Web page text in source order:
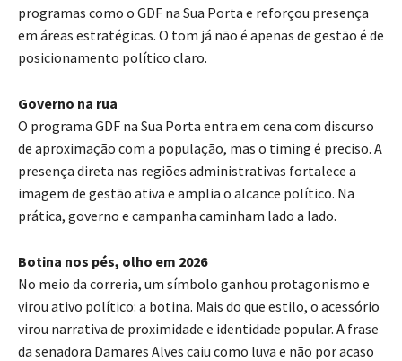
programas como o GDF na Sua Porta e reforçou presença
em áreas estratégicas. O tom já não é apenas de gestão é de
posicionamento político claro.
Governo na rua
O programa GDF na Sua Porta entra em cena com discurso
de aproximação com a população, mas o timing é preciso. A
presença direta nas regiões administrativas fortalece a
imagem de gestão ativa e amplia o alcance político. Na
prática, governo e campanha caminham lado a lado.
Botina nos pés, olho em 2026
No meio da correria, um símbolo ganhou protagonismo e
virou ativo político: a botina. Mais do que estilo, o acessório
virou narrativa de proximidade e identidade popular. A frase
da senadora Damares Alves caiu como luva e não por acaso